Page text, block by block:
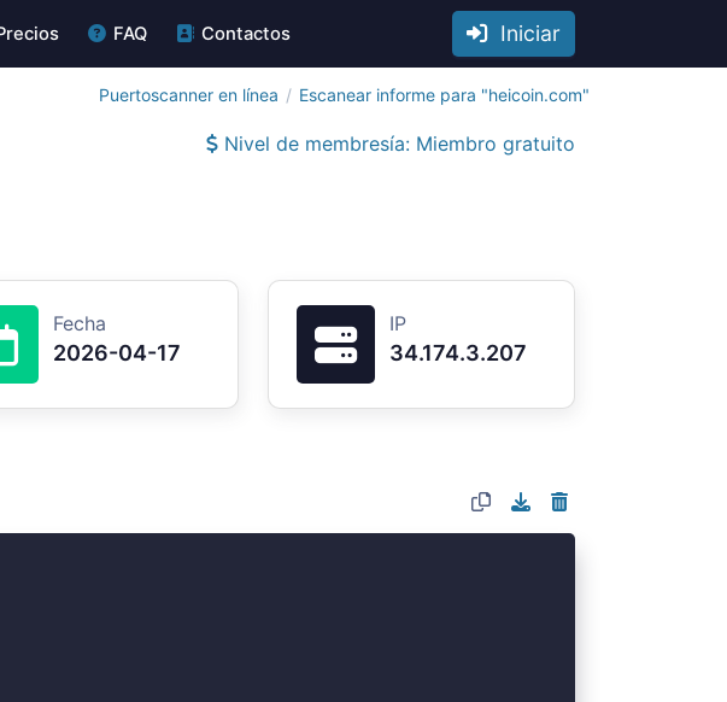
FAQ Contactos Iniciar
Puertoscanner en línea Escanear informe para "heicoin.com"
Nivel de membresía: Miembro gratuito
Fecha
2026-04-17
IP
34.174.3.207